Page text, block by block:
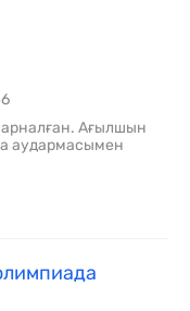
Ағылшын
аудармасымен